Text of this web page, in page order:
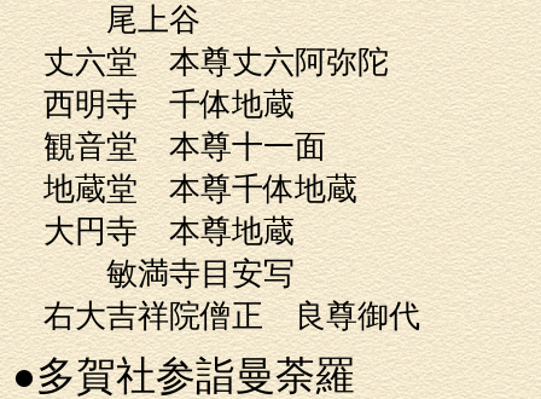
尾上谷
丈六堂 本尊丈六阿
西明寺 千体地蔵
観音堂 本尊十
地蔵堂 本尊千体
大円寺 本尊地蔵
敏満寺目安写
右大吉祥院僧正 良尊御代
●多賀社参